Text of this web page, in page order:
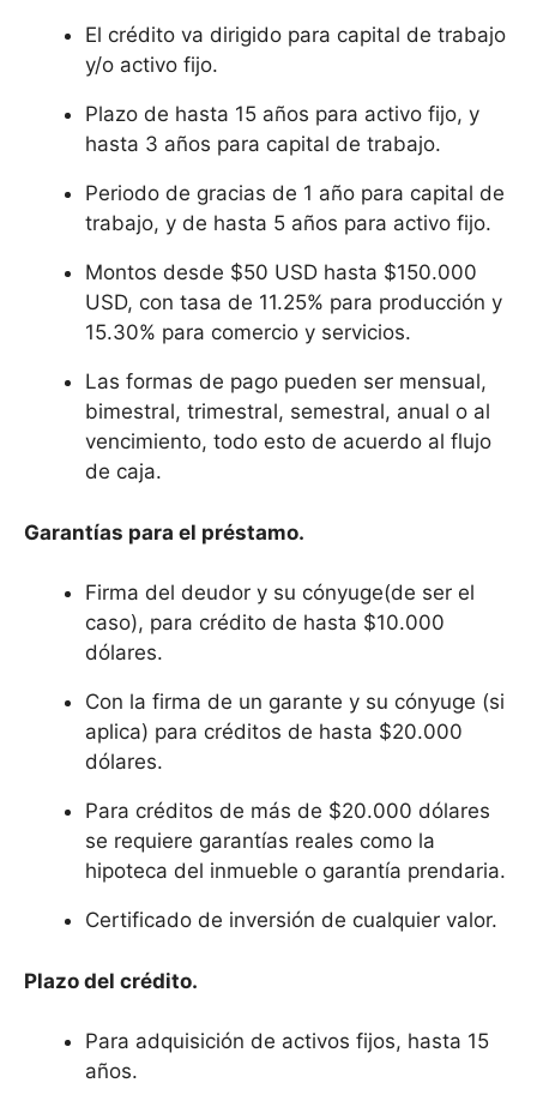
El crédito va dirigido para capital de trabajo
y/o activo fijo.
Plazo de hasta 15 años para activo fijo, y
hasta 3 años para capital de trabajo.
Periodo de gracias de 1 año para capital de
trabajo, y de hasta 5 años para activo fijo.
Montos desde $50 USD hasta $150.000
USD, con tasa de 11.25% para producción y
15.30% para comercio y servicios.
Las formas de pago pueden ser mensual,
bimestral, trimestral, semestral, anual o al
vencimiento, todo esto de acuerdo al flujo
de caja.
Garantías para el préstamo.
Firma del deudor y su cónyuge(de ser el
caso), para crédito de hasta $10.000
dólares.
Con la firma de un garante y su cónyuge (si
aplica) para créditos de hasta $20.000
dólares.
Para créditos de más de $20.000 dólares
se requiere garantías reales como la
hipoteca del inmueble o garantía prendaria.
Certificado de inversión de cualquier valor.
Plazo del crédito.
Para adquisición de activos fijos, hasta 15
años.